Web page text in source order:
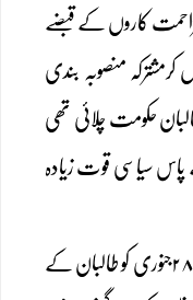
گی تو کابل طالبان اوردیگر مزاحمت کاروں کے قبضے
منصوبہ بندی
حکومت چلائی تھی
پاس سیاسی قوت زیادہ
دوسری جانب طالبان نے چاروں طرف سے حملوں کاپروگرام بنایاہے تاکہ پل محمودمیں واقع چرخی جیل سے اپنے ساتھیوں کانکال سکیں۔منگل کی صبح ۲۸جنوری کو طالبان کے